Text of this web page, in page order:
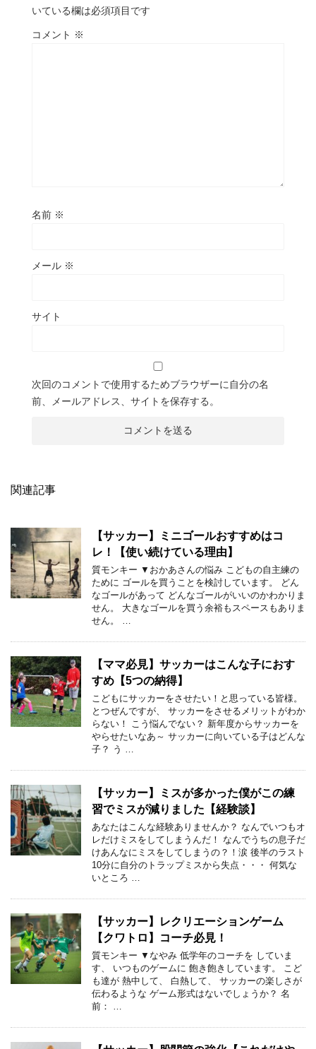
いている欄は必須項目です
コメント ※
名前 ※
メール ※
サイト
次回のコメントで使用するためブラウザーに自分の名
前、メールアドレス、サイトを保存する。
関連記事
【サッカー】ミニゴールおすすめはコ
レ！【使い続けている理由】
質モンキー ▼おかあさんの悩み こどもの自主練の
ために ゴールを買うことを検討しています。 どん
なゴールがあって どんなゴールがいいのかわかりま
せん。 大きなゴールを買う余裕もスペースもありま
せん。 …
【ママ必見】サッカーはこんな子におす
すめ【5つの納得】
こどもにサッカーをさせたい！と思っている皆様。
とつぜんですが、 サッカーをさせるメリットがわか
らない！ こう悩んでない？ 新年度からサッカーを
やらせたいなあ～ サッカーに向いている子はどんな
子？ う …
【サッカー】ミスが多かった僕がこの練
習でミスが減りました【経験談】
あなたはこんな経験ありませんか？ なんでいつもオ
レだけミスをしてしまうんだ！ なんでうちの息子だ
けあんなにミスをしてしまうの？！涙 後半のラスト
10分に自分のトラップミスから失点・・・ 何気な
いところ …
【サッカー】レクリエーションゲーム
【クワトロ】コーチ必見！
質モンキー ▼なやみ 低学年のコーチを していま
す、 いつものゲームに 飽き飽きしています。 こど
も達が 熱中して、 白熱して、 サッカーの楽しさが
伝わるような ゲーム形式はないでしょうか？ 名
前： …